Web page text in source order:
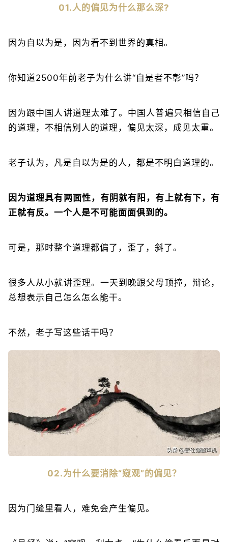
01.人的偏见为什么那么深?
因为自以为是，因为看不到世界的真相。
你知道2500年前老子为什么讲“自是者不彰”吗？
因为跟中国人讲道理太难了。中国人普遍只相信自己
的道理，不相信别人的道理，偏见太深，成见太重。
老子认为，凡是自以为是的人，都是不明白道理的。
因为道理具有两面性，有阴就有阳，有上就有下，有
正就有反。一个人是不可能面面俱到的。
可是，那时整个道理都偏了，歪了，斜了。
很多人从小就讲歪理。一天到晚跟父母顶撞，辩论，
总想表示自己怎么怎么能干。
不然，老子写这些话干吗？
02.为什么要消除“窥观”的偏见？
因为门缝里看人，难免会产生偏见。